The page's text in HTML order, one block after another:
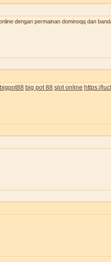
dengan permainan dominoqq dan
bigpot88 big pot 88 slot online https://